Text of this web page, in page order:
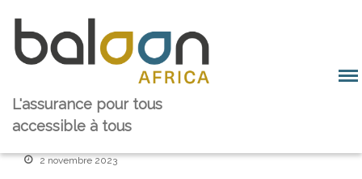
L'assurance pour tous
accessible à tous
2 novembre 2023